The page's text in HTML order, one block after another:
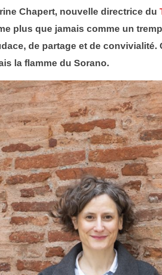
Chapert, nouvelle directrice du
plus que jamais comme un
de partage et de convivialité.
la flamme du Sorano.